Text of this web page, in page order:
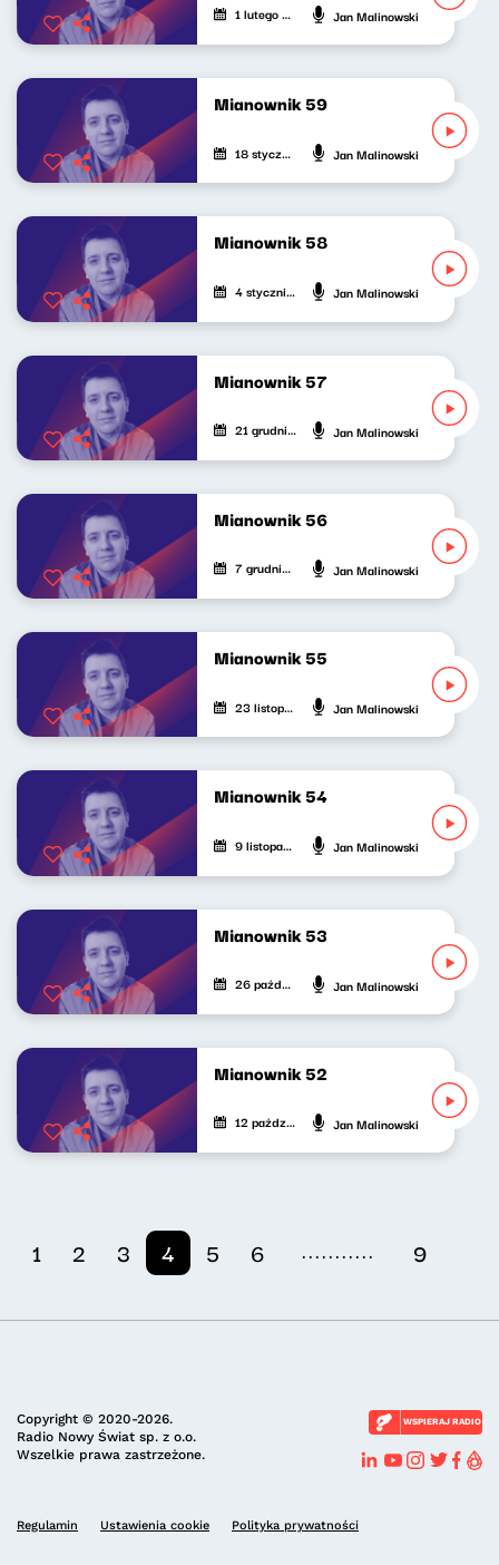
1 lutego 2025 Jan Malinowski
Mianownik 59
18 stycznia 2025 Jan Malinowski
Mianownik 58
4 stycznia 2025 Jan Malinowski
Mianownik 57
21 grudnia 2024 Jan Malinowski
Mianownik 56
7 grudnia 2024 Jan Malinowski
Mianownik 55
23 listopada 2024 Jan Malinowski
Mianownik 54
9 listopada 2024 Jan Malinowski
Mianownik 53
26 października 2024 Jan Malinowski
Mianownik 52
12 października 2024 Jan Malinowski
1 2 3 4 5 6 ........... 9
Copyright © 2020-2026.
Radio Nowy Świat sp. z o.o.
Wszelkie prawa zastrzeżone.
WSPIERAJ RADIO
Regulamin Ustawienia cookie Polityka prywatności